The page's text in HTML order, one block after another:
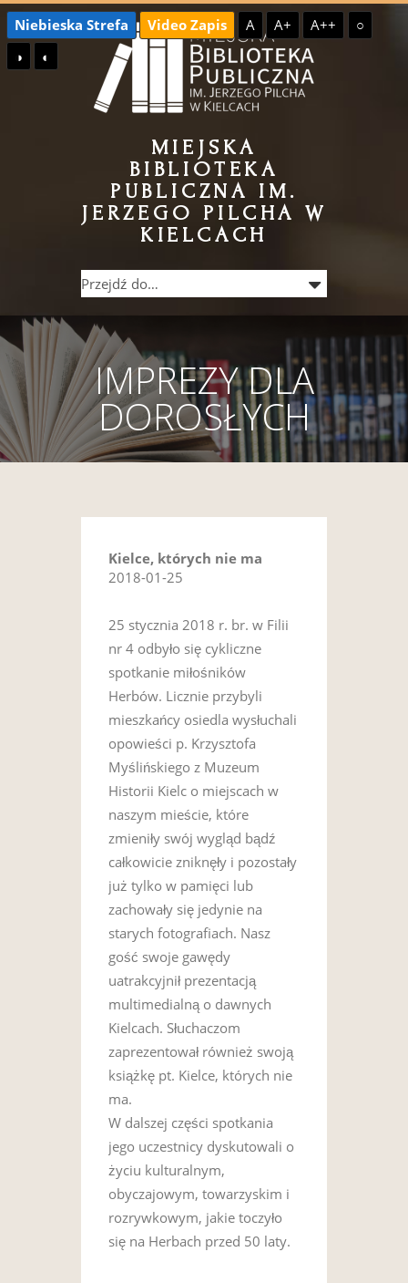
Przejdź
do
treści
Przejdź
do
menu
Niebieska Strefa Video Zapis A A+ A++
○
◑
◐
MIEJSKA
BIBLIOTEKA
PUBLICZNA IM.
JERZEGO PILCHA W
KIELCACH
IMPREZY DLA
DOROSŁYCH
Kielce, których nie ma
2018-01-25
25 stycznia 2018 r. br. w Filii
nr 4 odbyło się cykliczne
spotkanie miłośników
Herbów. Licznie przybyli
mieszkańcy osiedla wysłuchali
opowieści p. Krzysztofa
Myślińskiego z Muzeum
Historii Kielc o miejscach w
naszym mieście, które
zmieniły swój wygląd bądź
całkowicie zniknęły i pozostały
już tylko w pamięci lub
zachowały się jedynie na
starych fotografiach. Nasz
gość swoje gawędy
uatrakcyjnił prezentacją
multimedialną o dawnych
Kielcach. Słuchaczom
zaprezentował również swoją
książkę pt. Kielce, których nie
ma.
W dalszej części spotkania
jego uczestnicy dyskutowali o
życiu kulturalnym,
obyczajowym, towarzyskim i
rozrywkowym, jakie toczyło
się na Herbach przed 50 laty.